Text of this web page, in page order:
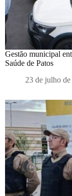
Gestão municipal
Saúde de Patos
23 de julho